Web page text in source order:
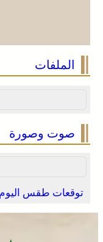
الملفات
صوت وصورة
توقعات طقس